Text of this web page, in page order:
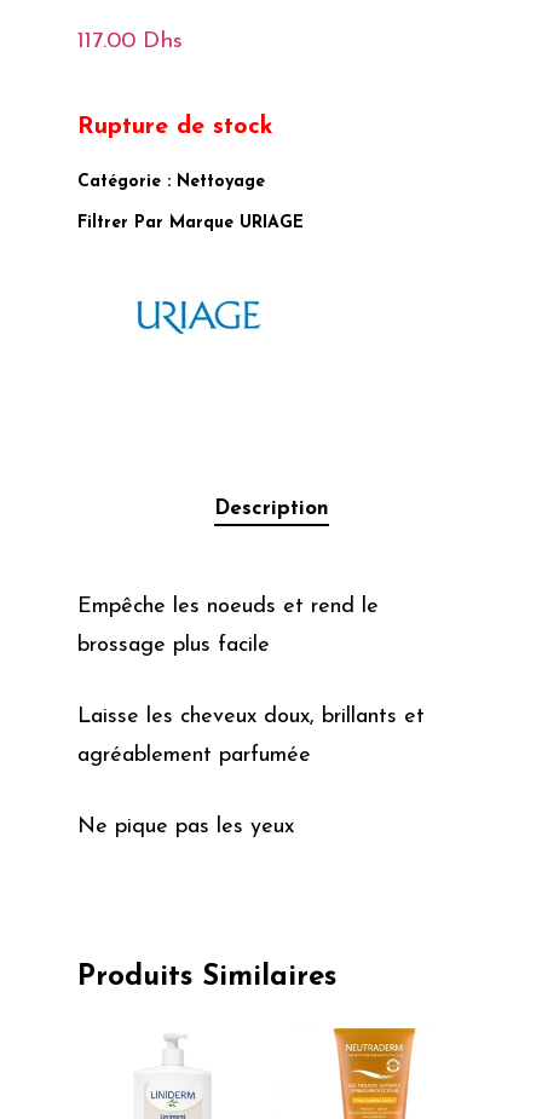
117.00 Dhs
Rupture de stock
Catégorie : Nettoyage
Filtrer Par Marque URIAGE
Description
Empêche les noeuds et rend le
brossage plus facile
Laisse les cheveux doux, brillants et
agréablement parfumée
Ne pique pas les yeux
Produits Similaires